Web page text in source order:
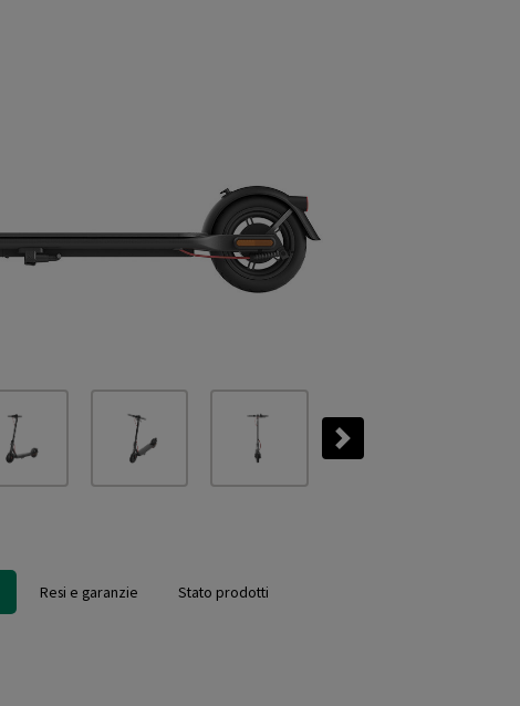
Next
Resi e garanzie Stato prodotti